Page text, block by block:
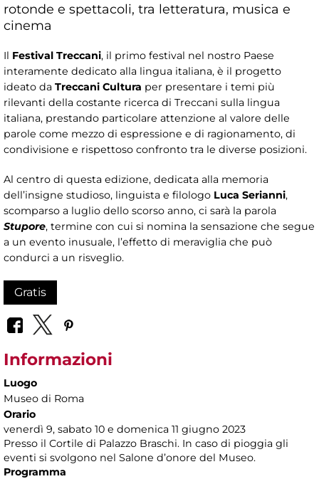
rotonde e spettacoli, tra letteratura, musica e
cinema
Il Festival Treccani, il primo festival nel nostro Paese
interamente dedicato alla lingua italiana, è il progetto
ideato da Treccani Cultura per presentare i temi più
rilevanti della costante ricerca di Treccani sulla lingua
italiana, prestando particolare attenzione al valore delle
parole come mezzo di espressione e di ragionamento, di
condivisione e rispettoso confronto tra le diverse posizioni.
Al centro di questa edizione, dedicata alla memoria
dell’insigne studioso, linguista e filologo Luca Serianni,
scomparso a luglio dello scorso anno, ci sarà la parola
Stupore, termine con cui si nomina la sensazione che segue
a un evento inusuale, l’effetto di meraviglia che può
condurci a un risveglio.
Gratis
Informazioni
Luogo
Museo di Roma
Orario
venerdì 9, sabato 10 e domenica 11 giugno 2023
Presso il Cortile di Palazzo Braschi. In caso di pioggia gli
eventi si svolgono nel Salone d’onore del Museo.
Programma